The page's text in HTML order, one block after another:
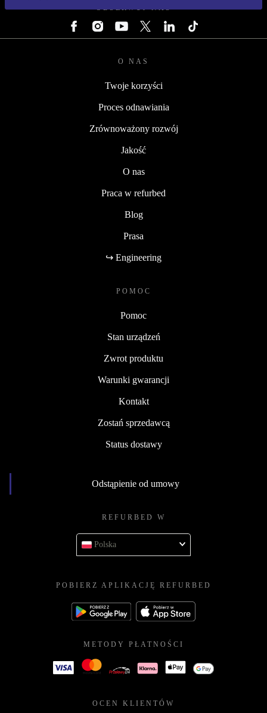
OBSERWUJ NAS
O NAS
Twoje korzyści
Proces odnawiania
Zrównoważony rozwój
Jakość
O nas
Praca w refurbed
Blog
Prasa
↪ Engineering
POMOC
Pomoc
Stan urządzeń
Zwrot produktu
Warunki gwarancji
Kontakt
Zostań sprzedawcą
Status dostawy
Odstąpienie od umowy
REFURBED W
Polska
POBIERZ APLIKACJĘ REFURBED
METODY PŁATNOŚCI
OCEN KLIENTÓW